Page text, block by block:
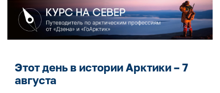
Этот день в истории Арктики – 7
августа